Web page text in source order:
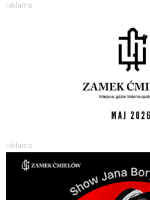
reklama
reklama